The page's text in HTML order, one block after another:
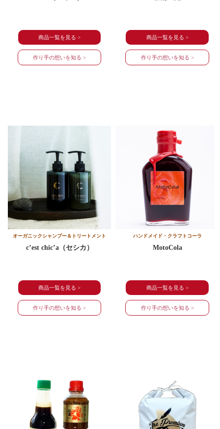
商品一覧を見る >
作り手の想いを知る >
商品一覧を見る >
作り手の想いを知る >
オーガニックシャンプー＆トリートメント
c’est chic’a（セシカ）
商品一覧を見る >
作り手の想いを知る >
ハンドメイド・クラフトコーラ
MotoCola
商品一覧を見る >
作り手の想いを知る >